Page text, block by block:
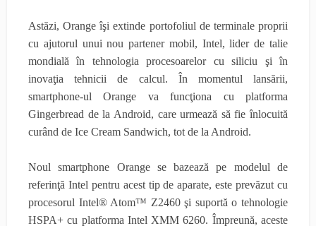
Astăzi, Orange îşi extinde portofoliul de terminale proprii
cu ajutorul unui nou partener mobil, Intel, lider de talie
mondială în tehnologia procesoarelor cu siliciu şi în
inovaţia tehnicii de calcul. În momentul lansării,
smartphone-ul Orange va funcţiona cu platforma
Gingerbread de la Android, care urmează să fie înlocuită
curând de Ice Cream Sandwich, tot de la Android.
Noul smartphone Orange se bazează pe modelul de
referinţă Intel pentru acest tip de aparate, este prevăzut cu
procesorul Intel® Atom™ Z2460 şi suportă o tehnologie
HSPA+ cu platforma Intel XMM 6260. Împreună, aceste